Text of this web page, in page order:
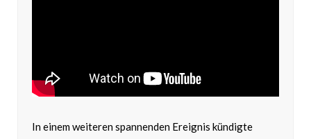
In einem weiteren spannenden Ereignis kündigte